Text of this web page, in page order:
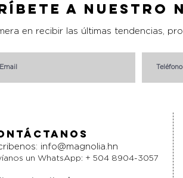
a nuestro
en recibir las últimas tendencias,
info@magnolia.hn
un WhatsApp: + 504 8904-3057